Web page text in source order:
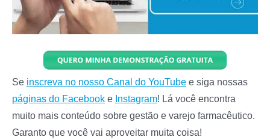
Se inscreva no nosso Canal do YouTube e siga nossas
páginas do Facebook e Instagram! Lá você encontra
muito mais conteúdo sobre gestão e varejo farmacêutico.
Garanto que você vai aproveitar muita coisa!